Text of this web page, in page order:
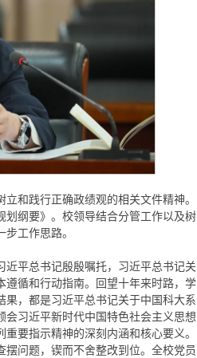
和践行正确政绩观的相关文件精神。
纲要》。校领导结合分管工作以及树
工作思路。
平总书记殷殷嘱托，习近平总书记关
循和行动指南。回望十年来时路，学
，都是习近平总书记关于中国科大系
习近平新时代中国特色社会主义思想
要指示精神的深刻内涵和核心要义。
问题，锲而不舍整改到位。全校党员